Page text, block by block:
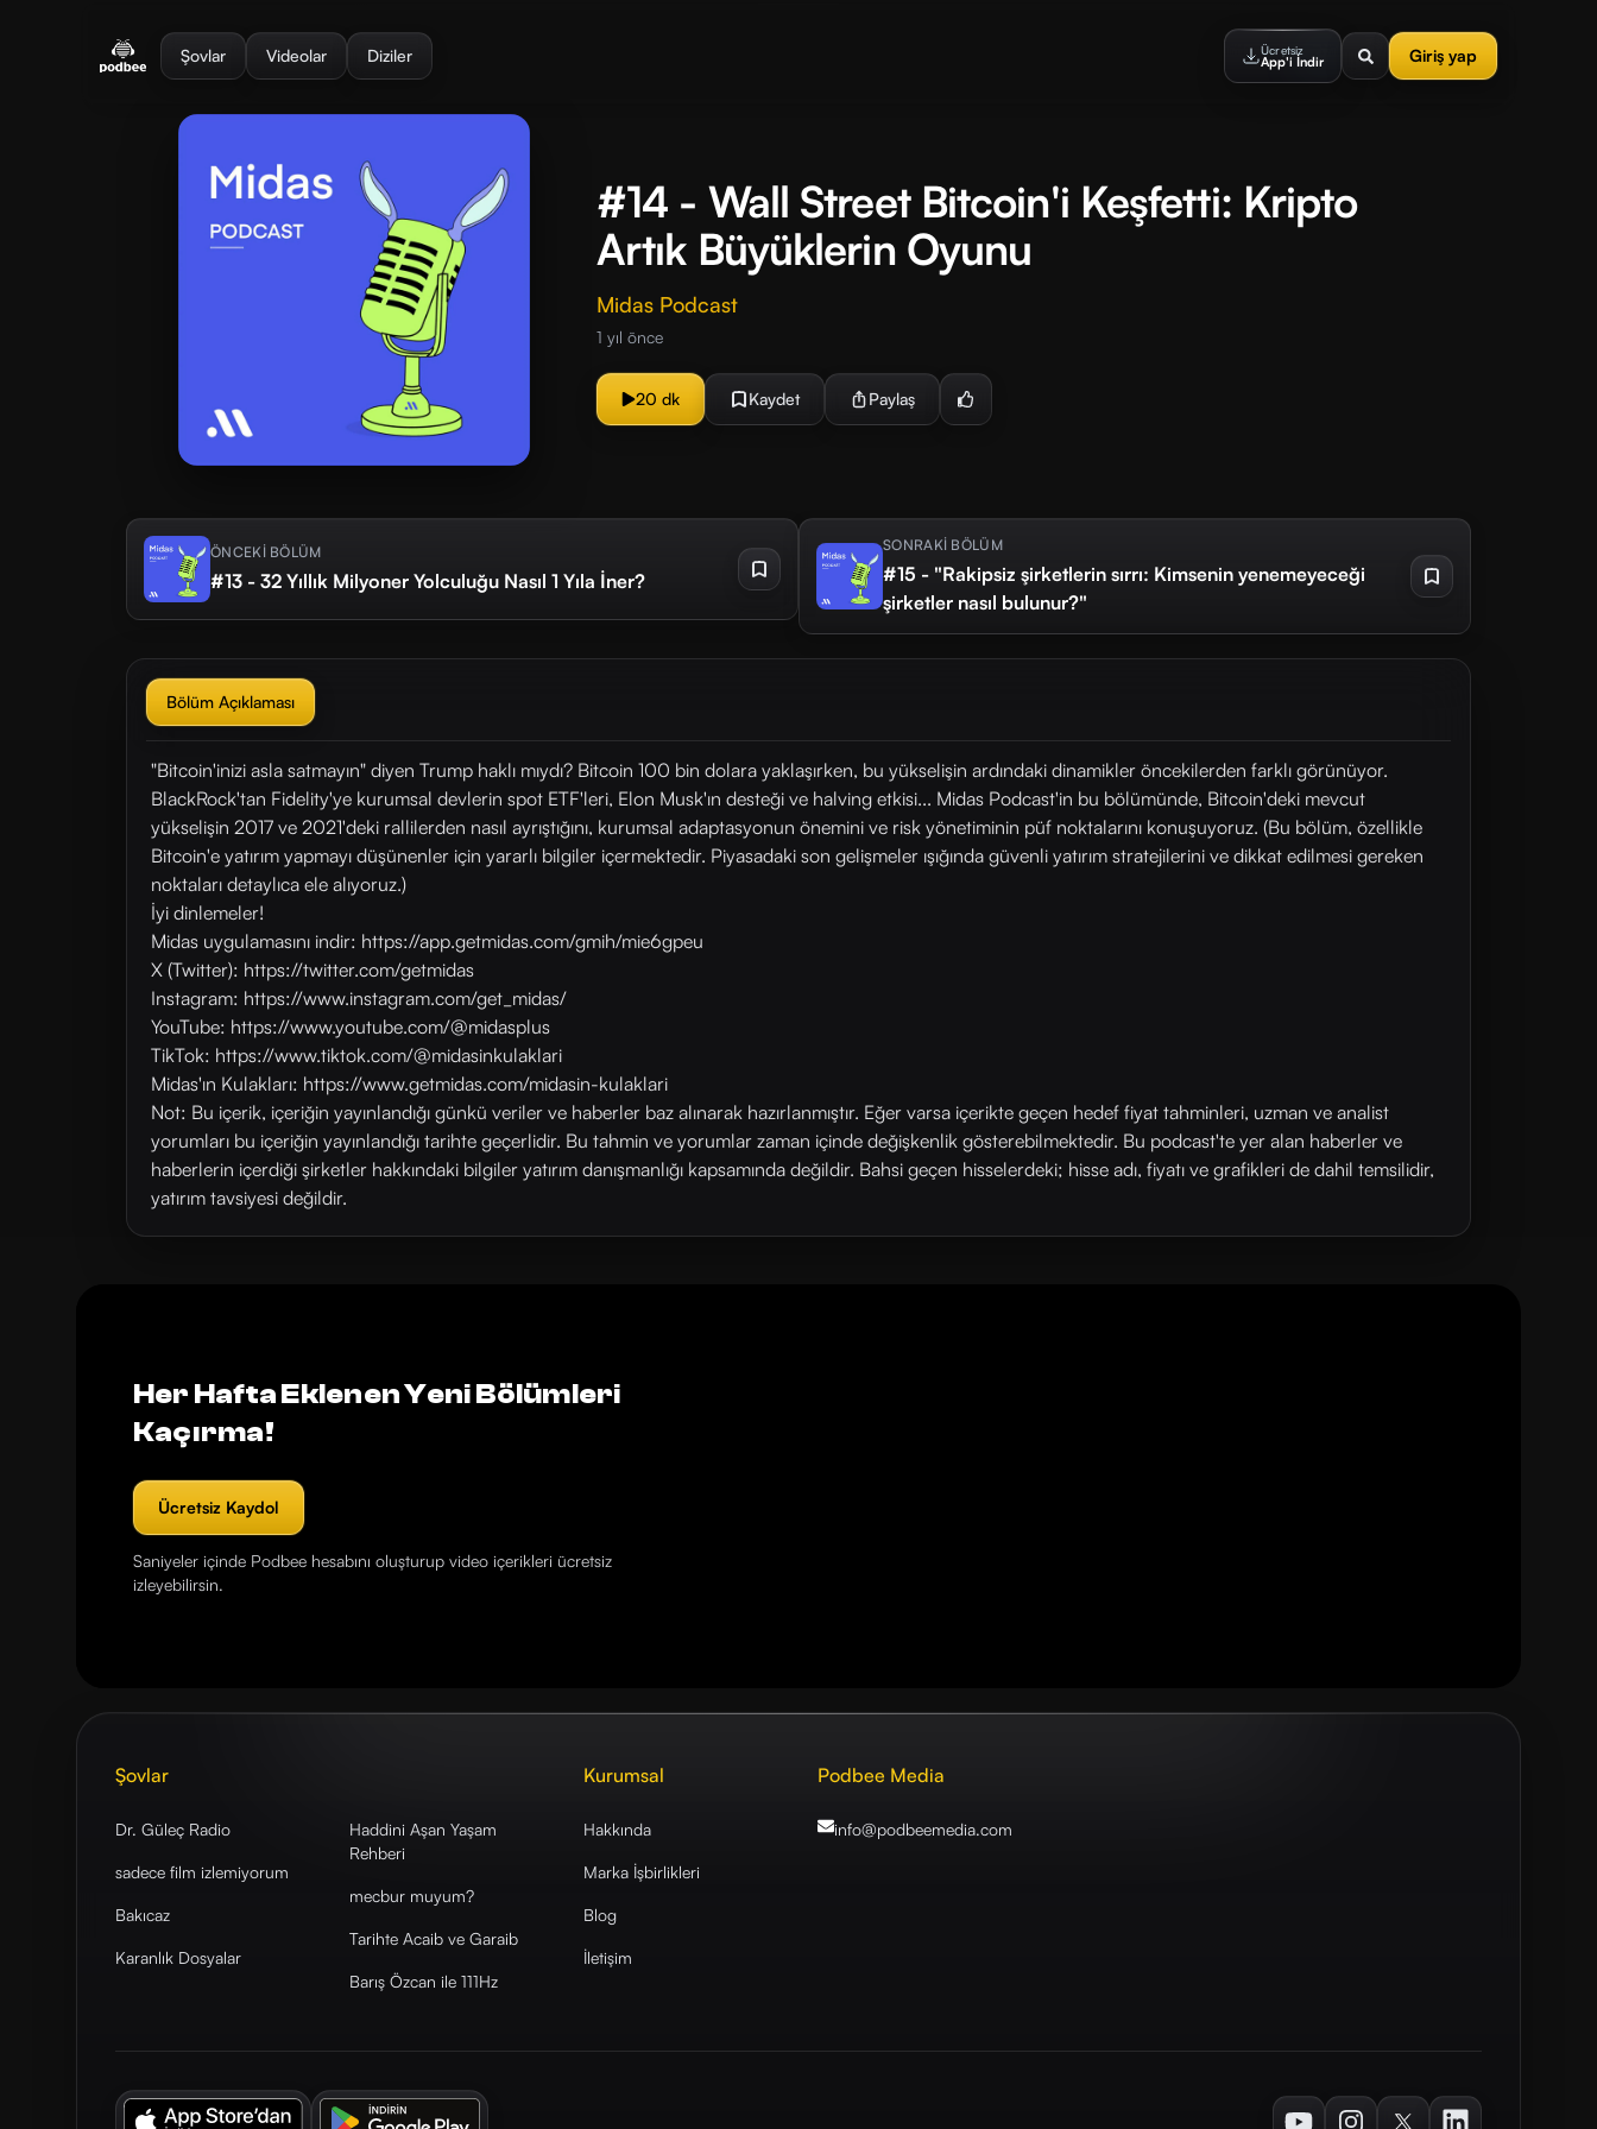
Şovlar Videolar Diziler Ücretsiz
App'i İndir Giriş yap
#14 - Wall Street Bitcoin'i Keşfetti: Kripto
Artık Büyüklerin Oyunu
Midas Podcast
1 yıl önce
20 dk Kaydet Paylaş
ÖNCEKİ BÖLÜM
#13 - 32 Yıllık Milyoner Yolculuğu Nasıl 1 Yıla İner?
SONRAKİ BÖLÜM
#15 - "Rakipsiz şirketlerin sırrı: Kimsenin yenemeyeceği
şirketler nasıl bulunur?"
Bölüm Açıklaması
"Bitcoin'inizi asla satmayın" diyen Trump haklı mıydı? Bitcoin 100 bin dolara yaklaşırken, bu yükselişin ardındaki dinamikler öncekilerden farklı görünüyor.
BlackRock'tan Fidelity'ye kurumsal devlerin spot ETF'leri, Elon Musk'ın desteği ve halving etkisi... Midas Podcast'in bu bölümünde, Bitcoin'deki mevcut
yükselişin 2017 ve 2021'deki rallilerden nasıl ayrıştığını, kurumsal adaptasyonun önemini ve risk yönetiminin püf noktalarını konuşuyoruz. (Bu bölüm, özellikle
Bitcoin'e yatırım yapmayı düşünenler için yararlı bilgiler içermektedir. Piyasadaki son gelişmeler ışığında güvenli yatırım stratejilerini ve dikkat edilmesi gereken
noktaları detaylıca ele alıyoruz.)
İyi dinlemeler!
Midas uygulamasını indir: https://app.getmidas.com/gmih/mie6gpeu
X (Twitter): https://twitter.com/getmidas
Instagram: https://www.instagram.com/get_midas/
YouTube: https://www.youtube.com/@midasplus
TikTok: https://www.tiktok.com/@midasinkulaklari
Midas'ın Kulakları: https://www.getmidas.com/midasin-kulaklari
Not: Bu içerik, içeriğin yayınlandığı günkü veriler ve haberler baz alınarak hazırlanmıştır. Eğer varsa içerikte geçen hedef fiyat tahminleri, uzman ve analist
yorumları bu içeriğin yayınlandığı tarihte geçerlidir. Bu tahmin ve yorumlar zaman içinde değişkenlik gösterebilmektedir. Bu podcast'te yer alan haberler ve
haberlerin içerdiği şirketler hakkındaki bilgiler yatırım danışmanlığı kapsamında değildir. Bahsi geçen hisselerdeki; hisse adı, fiyatı ve grafikleri de dahil temsilidir,
yatırım tavsiyesi değildir.
Her Hafta Eklenen Yeni Bölümleri
Kaçırma!
Ücretsiz Kaydol
Saniyeler içinde Podbee hesabını oluşturup video içerikleri ücretsiz
izleyebilirsin.
Şovlar
Dr. Güleç Radio
sadece film izlemiyorum
Bakıcaz
Karanlık Dosyalar
Haddini Aşan Yaşam
Rehberi
mecbur muyum?
Tarihte Acaib ve Garaib
Barış Özcan ile 111Hz
Kurumsal
Hakkında
Marka İşbirlikleri
Blog
İletişim
Podbee Media
info@podbeemedia.com